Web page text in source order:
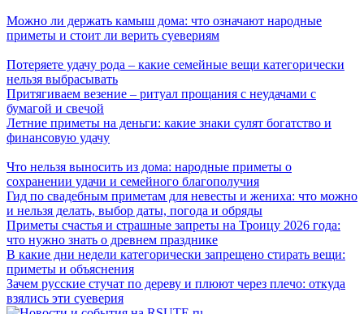
Можно ли держать камыш дома: что означают народные
приметы и стоит ли верить суевериям
Потеряете удачу рода – какие семейные вещи категорически
нельзя выбрасывать
Притягиваем везение – ритуал прощания с неудачами с
бумагой и свечой
Летние приметы на деньги: какие знаки сулят богатство и
финансовую удачу
Что нельзя выносить из дома: народные приметы о
сохранении удачи и семейного благополучия
Гид по свадебным приметам для невесты и жениха: что можно
и нельзя делать, выбор даты, погода и обряды
Приметы счастья и страшные запреты на Троицу 2026 года:
что нужно знать о древнем празднике
В какие дни недели категорически запрещено стирать вещи:
приметы и объяснения
Зачем русские стучат по дереву и плюют через плечо: откуда
взялись эти суеверия